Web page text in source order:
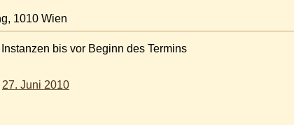
1010 Wien
bis vor Beginn des Termins
27. Juni 2010